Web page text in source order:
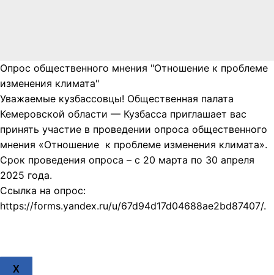
Опрос общественного мнения "Отношение к проблеме
изменения климата"
Уважаемые кузбассовцы! Общественная палата
Кемеровской области — Кузбасса приглашает вас
принять участие в проведении опроса общественного
мнения «Отношение к проблеме изменения климата».
Срок проведения опроса – с 20 марта по 30 апреля
2025 года.
Ссылка на опрос:
https://forms.yandex.ru/u/67d94d17d04688ae2bd87407/.
X